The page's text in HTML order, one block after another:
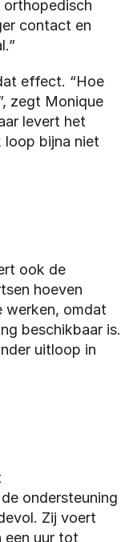
orthopedisch
contact en
effect. “Hoe
zegt Monique
levert het
loop bijna niet
ook de
hoeven
werken, omdat
beschikbaar is.
uitloop in
ondersteuning
Zij voert
een uur tot